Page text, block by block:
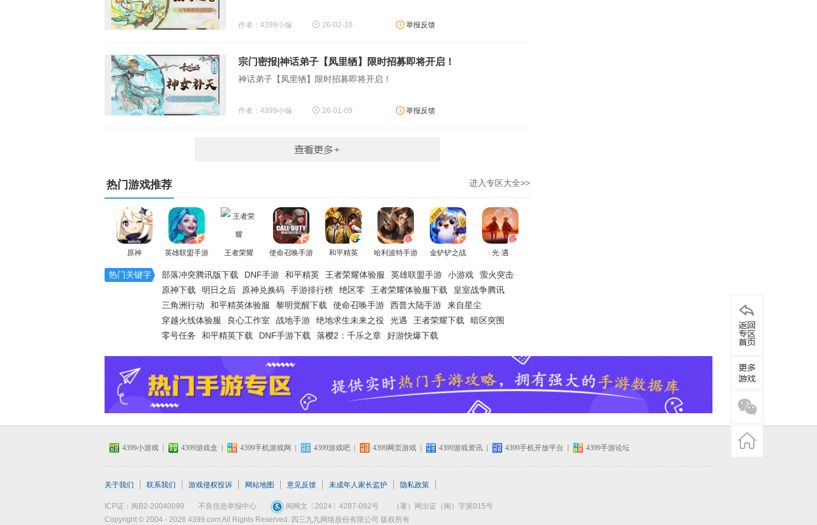
作者：4399小编 26-02-10 举报反馈
宗门密报|神话弟子【凤里牺】限时招募即将开启！
神话弟子【凤里牺】限时招募即将开启！
作者：4399小编 26-01-09 举报反馈
热门游戏推荐 进入专区大全>>
原神 英雄联盟手游 王者荣耀 使命召唤手游 和平精英 哈利波特手游 金铲铲之战 光·遇
热门关键字 部落冲突腾讯版下载 DNF手游 和平精英 王者荣耀体验服 英雄联盟手游 小游戏
萤火突击
原神下载
明日之后 原神兑换码 手游排行榜 绝区零 王者荣耀体验服下载
皇室战争腾讯
三角洲行动
和平精英体验服 黎明觉醒下载 使命召唤手游 西普大陆手游
来自星尘
穿越火线体验服
良心工作室 战地手游 绝地求生未来之役 光遇 王者荣耀下载
暗区突围
零号任务
和平精英下载 DNF手游下载 落樱2：千乐之章 好游快爆下载
4399小游戏 4399游戏盒 4399手机游戏网 4399游戏吧 4399网页游戏 4399游戏资讯 4399手机开放平台 4399手游论坛
关于我们 联系我们 游戏侵权投诉 网站地图 意见反馈 未成年人家长监护 隐私政策
ICP证：闽B2-20040099 不良信息举报中心 闽网文〔2024〕4287-092号
（署）网出证（闽）字第015号
Copyright © 2004 - 2026 4399.com All Rights Reserved. 四三九九网络股份有限公司 版权所有
微信